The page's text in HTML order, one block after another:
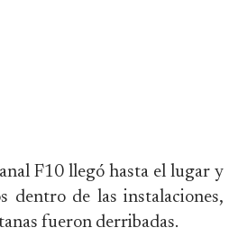
F10 llegó hasta el lugar y
dentro de las instalaciones,
fueron derribadas.